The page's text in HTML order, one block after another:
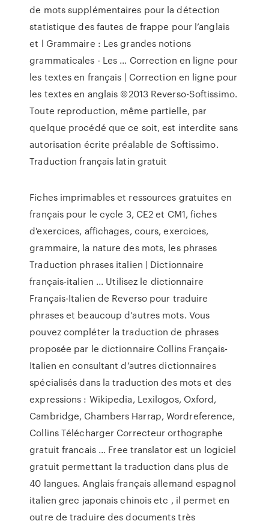
de mots supplémentaires pour la détection
statistique des fautes de frappe pour l’anglais
et l Grammaire : Les grandes notions
grammaticales - Les ... Correction en ligne pour
les textes en français | Correction en ligne pour
les textes en anglais ©2013 Reverso-Softissimo.
Toute reproduction, même partielle, par
quelque procédé que ce soit, est interdite sans
autorisation écrite préalable de Softissimo.
Traduction français latin gratuit
Fiches imprimables et ressources gratuites en
français pour le cycle 3, CE2 et CM1, fiches
d'exercices, affichages, cours, exercices,
grammaire, la nature des mots, les phrases
Traduction phrases italien | Dictionnaire
français-italien ... Utilisez le dictionnaire
Français-Italien de Reverso pour traduire
phrases et beaucoup d’autres mots. Vous
pouvez compléter la traduction de phrases
proposée par le dictionnaire Collins Français-
Italien en consultant d’autres dictionnaires
spécialisés dans la traduction des mots et des
expressions : Wikipedia, Lexilogos, Oxford,
Cambridge, Chambers Harrap, Wordreference,
Collins Télécharger Correcteur orthographe
gratuit francais ... Free translator est un logiciel
gratuit permettant la traduction dans plus de
40 langues. Anglais français allemand espagnol
italien grec japonais chinois etc , il permet en
outre de traduire des documents très